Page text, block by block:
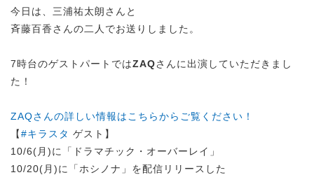
今日は、三浦祐太朗さんと
斉藤百香さんの二人でお送りしました。
7時台のゲストパートではZAQさんに出演していただきまし
た！
ZAQさんの詳しい情報はこちらからご覧ください！
【#キラスタ ゲスト】
10/6(月)に「ドラマチック・オーバーレイ」
10/20(月)に「ホシノナ」を配信リリースした